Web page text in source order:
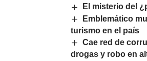
El misterio del
Emblemático
turismo en el país
Cae red de
drogas y robo en